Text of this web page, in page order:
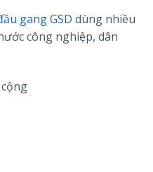
gang GSD dùng nhiều
công nghiệp, dân